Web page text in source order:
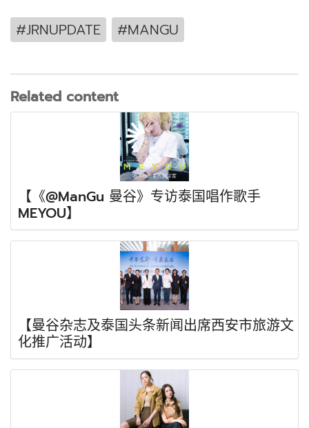
#JRNUPDATE #MANGU
Related content
【《@ManGu 曼谷》专访泰国唱作歌手
MEYOU】
【曼谷杂志及泰国头条新闻出席西安市旅游文
化推广活动】